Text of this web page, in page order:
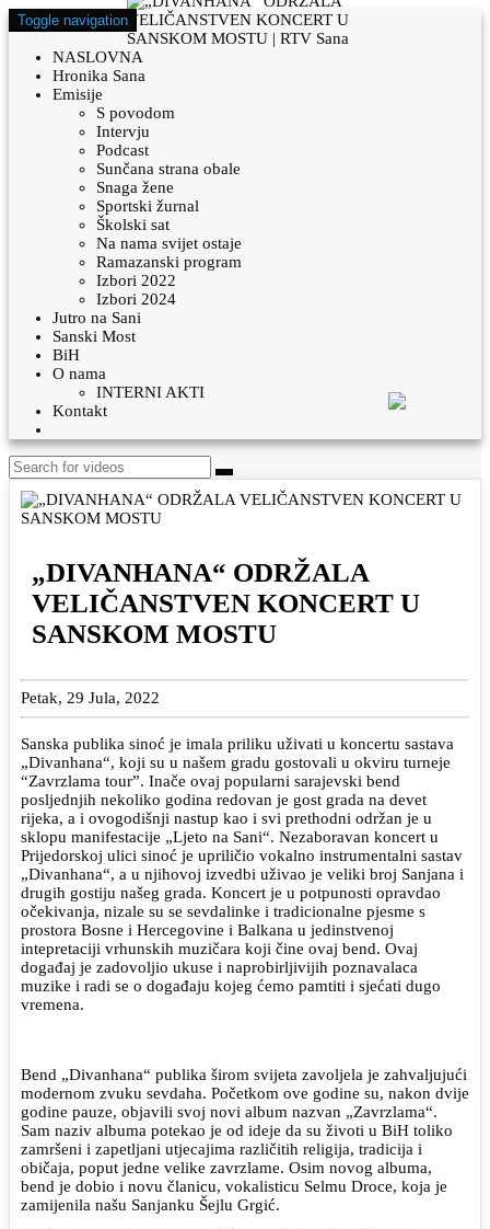
Toggle navigation
NASLOVNA
Hronika Sana
Emisije
S povodom
Intervju
Podcast
Sunčana strana obale
Snaga žene
Sportski žurnal
Školski sat
Na nama svijet ostaje
Ramazanski program
Izbori 2022
Izbori 2024
Jutro na Sani
Sanski Most
BiH
O nama
INTERNI AKTI
Kontakt
„DIVANHANA“ ODRŽALA
VELIČANSTVEN KONCERT U
SANSKOM MOSTU
Petak, 29 Jula, 2022
Sanska publika sinoć je imala priliku uživati u koncertu sastava
„Divanhana“, koji su u našem gradu gostovali u okviru turneje
“Zavrzlama tour”. Inače ovaj popularni sarajevski bend
posljednjih nekoliko godina redovan je gost grada na devet
rijeka, a i ovogodišnji nastup kao i svi prethodni održan je u
sklopu manifestacije „Ljeto na Sani“. Nezaboravan koncert u
Prijedorskoj ulici sinoć je upriličio vokalno instrumentalni sastav
„Divanhana“, a u njihovoj izvedbi uživao je veliki broj Sanjana i
drugih gostiju našeg grada. Koncert je u potpunosti opravdao
očekivanja, nizale su se sevdalinke i tradicionalne pjesme s
prostora Bosne i Hercegovine i Balkana u jedinstvenoj
intepretaciji vrhunskih muzičara koji čine ovaj bend. Ovaj
događaj je zadovoljio ukuse i naprobirljivijih poznavalaca
muzike i radi se o događaju kojeg ćemo pamtiti i sjećati dugo
vremena.
Bend „Divanhana“ publika širom svijeta zavoljela je zahvaljujući
modernom zvuku sevdaha. Početkom ove godine su, nakon dvije
godine pauze, objavili svoj novi album nazvan „Zavrzlama“.
Sam naziv albuma potekao je od ideje da su životi u BiH toliko
zamršeni i zapetljani utjecajima različitih religija, tradicija i
običaja, poput jedne velike zavrzlame. Osim novog albuma,
bend je dobio i novu članicu, vokalisticu Selmu Droce, koja je
zamijenila našu Sanjanku Šejlu Grgić.